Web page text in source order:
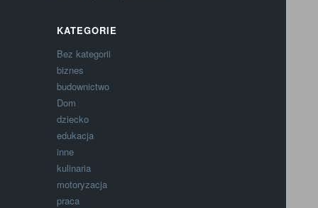
KATEGORIE
Bez kategorii
biznes
budownictwo
Dom
dziecko
edukacja
inne
kulinaria
motoryzacja
praca